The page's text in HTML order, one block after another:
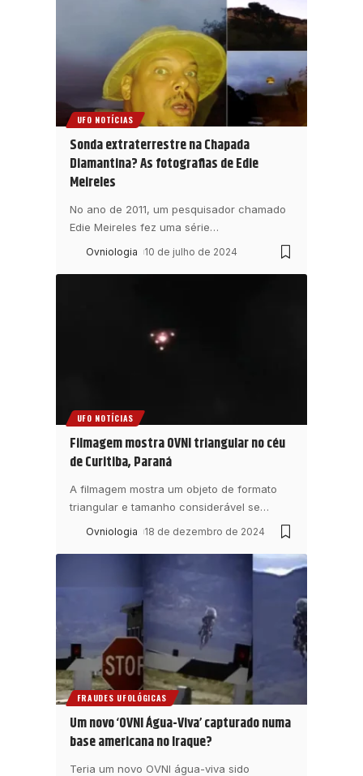
UFO NOTÍCIAS
Sonda extraterrestre na Chapada
Diamantina? As fotografias de Edie
Meireles
No ano de 2011, um pesquisador chamado
Edie Meireles fez uma série…
Ovniologia 10 de julho de 2024
UFO NOTÍCIAS
Filmagem mostra OVNI triangular no céu
de Curitiba, Paraná
A filmagem mostra um objeto de formato
triangular e tamanho considerável se…
Ovniologia 18 de dezembro de 2024
FRAUDES UFOLÓGICAS
Um novo ‘OVNI Água-Viva’ capturado numa
base americana no Iraque?
Teria um novo OVNI água-viva sido